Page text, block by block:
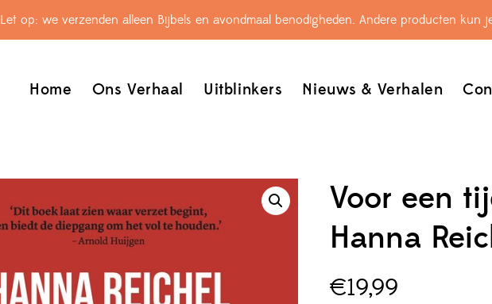
Let op: we verzenden alleen Bijbels en avondmaal benodigheden. Andere producten kun
Home Ons Verhaal Uitblinkers Nieuws & Verhalen
Voor een
Hanna
€19,99